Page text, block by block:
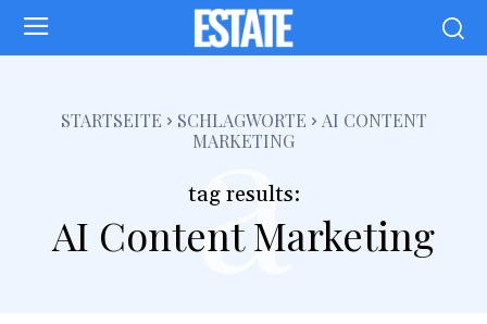
STARTSEITE SCHLAGWORTE
AI CONTENT
MARKETING
tag results:
AI Content Marketing
a